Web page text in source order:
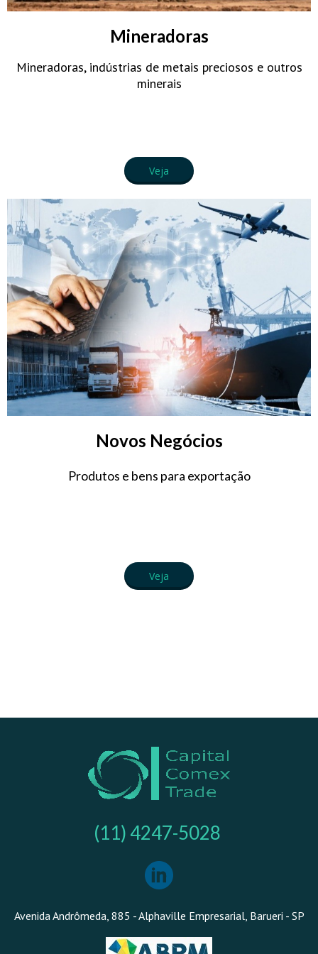
Mineradoras
Mineradoras, indústrias de metais preciosos e outros
minerais
Veja
Novos Negócios
Produtos e bens para exportação
Veja
(11) 4247-5028
Avenida Andrômeda, 885 - Alphaville Empresarial, Barueri - SP